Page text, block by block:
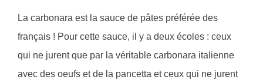
La carbonara est la sauce de pâtes préférée des
français ! Pour cette sauce, il y a deux écoles : ceux
qui ne jurent que par la véritable carbonara italienne
avec des oeufs et de la pancetta et ceux qui ne jurent